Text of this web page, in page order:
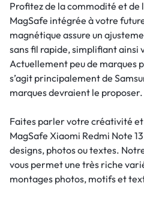
Profitez de la commodité et
MagSafe intégrée à votre
magnétique assure un
sans fil rapide, simplifiant ainsi
Actuellement peu de marques
s’agit principalement de
marques devraient le proposer.
Faites parler votre créativité
MagSafe Xiaomi Redmi Note
designs, photos ou textes.
vous permet une très riche
montages photos, motifs et